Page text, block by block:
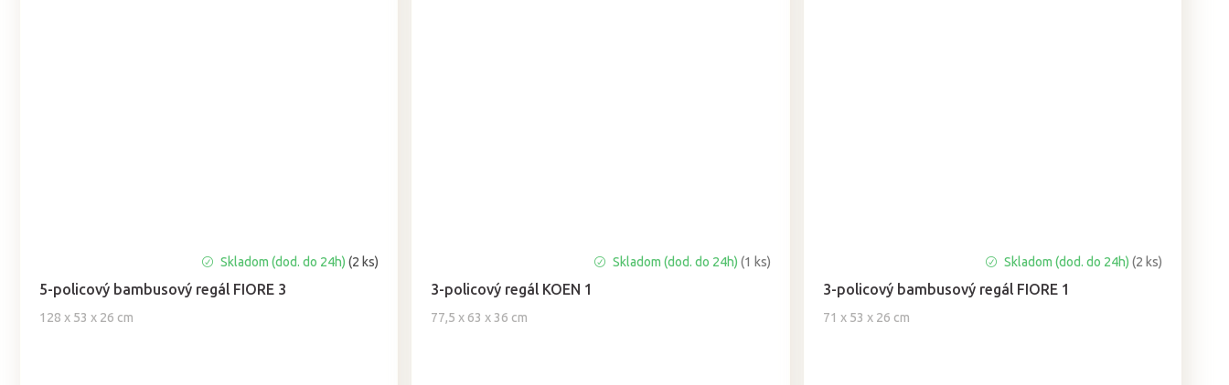
5-policový bambusový regál FIORE 3
128 x 53 x 26 cm
hodnotenie
produktu
je
Skladom (dod. do 24h)(2 ks)
3-policový regál KOEN 1
77,5 x 63 x 36 cm
Skladom (dod. do 24h) (1 ks)
3-policový bambusový regál FIORE 1
71 x 53 x 26 cm
hodnotenie
produktu
je
Skladom (dod. do 24h) (2 ks)